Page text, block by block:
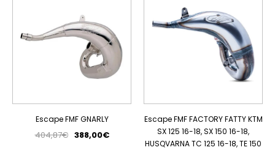
Escape FMF GNARLY
404,87€ 388,00€
Escape FMF FACTORY FATTY KTM
SX 125 16-18, SX 150 16-18,
HUSQVARNA TC 125 16-18, TE 150